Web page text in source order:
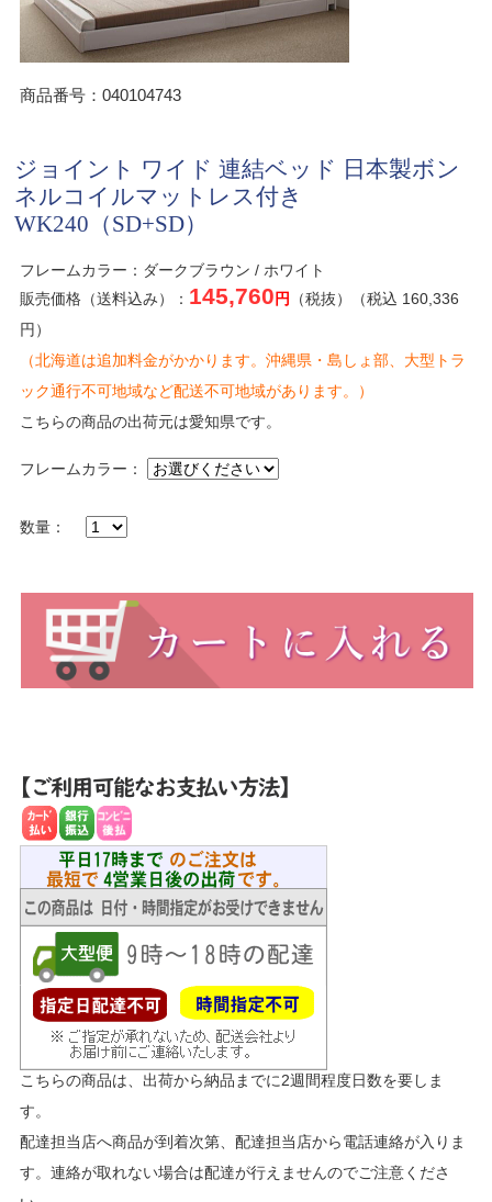
商品番号：040104743
ジョイント ワイド 連結ベッド 日本製ボン
ネルコイルマットレス付き
WK240（SD+SD）
フレームカラー：ダークブラウン / ホワイト
販売価格（送料込み）： 145,760 円
（税抜）（税込 160,336
円）
（北海道は追加料金がかかります。沖縄県・島しょ部、大型トラ
ック通行不可地域など配送不可地域があります。）
こちらの商品の出荷元は愛知県です。
フレームカラー：
数量：
こちらの商品は、出荷から納品までに2週間程度日数を要しま
す。
配達担当店へ商品が到着次第、配達担当店から電話連絡が入りま
す。連絡が取れない場合は配達が行えませんのでご注意くださ